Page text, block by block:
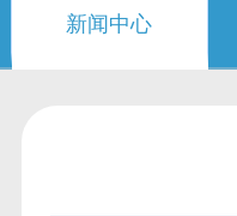
新闻中心